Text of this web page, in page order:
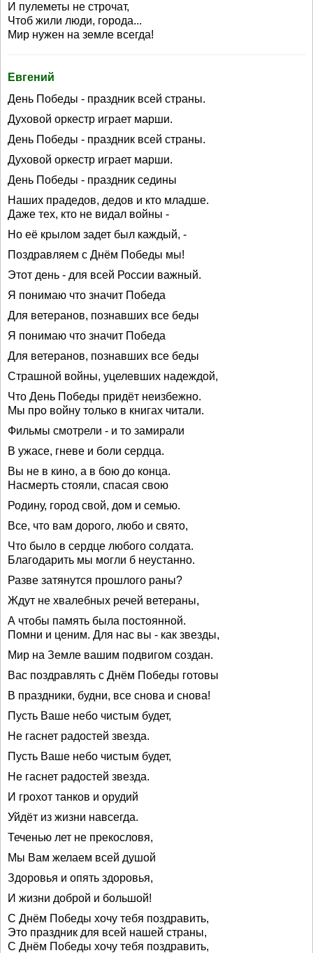
И пулеметы не строчат,
Чтоб жили люди, города...
Мир нужен на земле всегда!
Евгений
День Победы - праздник всей страны.
Духовой оркестр играет марши.
День Победы - праздник всей страны.
Духовой оркестр играет марши.
День Победы - праздник седины
Наших прадедов, дедов и кто младше.
Даже тех, кто не видал войны -
Но её крылом задет был каждый, -
Поздравляем с Днём Победы мы!
Этот день - для всей России важный.
Я понимаю что значит Победа
Для ветеранов, познавших все беды
Я понимаю что значит Победа
Для ветеранов, познавших все беды
Страшной войны, уцелевших надеждой,
Что День Победы придёт неизбежно.
Мы про войну только в книгах читали.
Фильмы смотрели - и то замирали
В ужасе, гневе и боли сердца.
Вы не в кино, а в бою до конца.
Насмерть стояли, спасая свою
Родину, город свой, дом и семью.
Все, что вам дорого, любо и свято,
Что было в сердце любого солдата.
Благодарить мы могли б неустанно.
Разве затянутся прошлого раны?
Ждут не хвалебных речей ветераны,
А чтобы память была постоянной.
Помни и ценим. Для нас вы - как звезды,
Мир на Земле вашим подвигом создан.
Вас поздравлять с Днём Победы готовы
В праздники, будни, все снова и снова!
Пусть Ваше небо чистым будет,
Не гаснет радостей звезда.
Пусть Ваше небо чистым будет,
Не гаснет радостей звезда.
И грохот танков и орудий
Уйдёт из жизни навсегда.
Теченью лет не прекословя,
Мы Вам желаем всей душой
Здоровья и опять здоровья,
И жизни доброй и большой!
С Днём Победы хочу тебя поздравить,
Это праздник для всей нашей страны,
С Днём Победы хочу тебя поздравить,